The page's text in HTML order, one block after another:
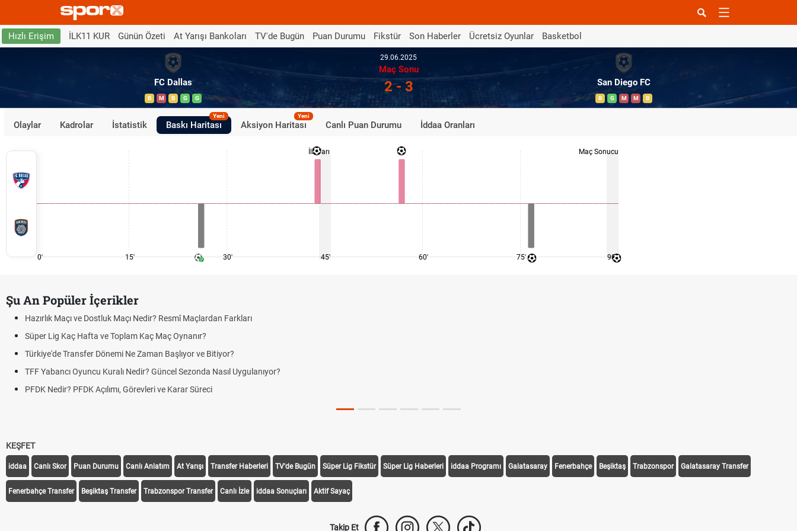
Hızlı Erişim İLK11 KUR Günün Özeti At Yarışı Bankoları TV'de Bugün Puan Durumu Fikstür Son Haberler Ücretsiz Oyunlar Basketbol
FC Dallas
B M B G G
29.06.2025
Maç Sonu
2 - 3 San Diego FC
B G M M B
Olaylar Kadrolar İstatistik Baskı Haritası
Yeni
Aksiyon Haritası
Yeni
Canlı Puan Durumu İddaa Oranları
0' 15' 30'
İlk Yarı
45' 60' 75'
Maç Sonucu
90 '
Şu An Popüler İçerikler
Hazırlık Maçı ve Dostluk Maçı Nedir? Resmî Maçlardan Farkları
Süper Lig Kaç Hafta ve Toplam Kaç Maç Oynanır?
Türkiye'de Transfer Dönemi Ne Zaman Başlıyor ve Bitiyor?
TFF Yabancı Oyuncu Kuralı Nedir? Güncel Sezonda Nasıl Uygulanıyor?
PFDK Nedir? PFDK Açılımı, Görevleri ve Karar Süreci
KEŞFET
iddaa Canlı Skor Puan Durumu Canlı Anlatım At Yarışı Transfer Haberleri TV'de Bugün Süper Lig Fikstür Süper Lig Haberleri iddaa Programı Galatasaray Fenerbahçe Beşiktaş Trabzonspor Galatasaray Transfer
Fenerbahçe Transfer Beşiktaş Transfer Trabzonspor Transfer Canlı İzle iddaa Sonuçları Aktif Sayaç
Takip Et